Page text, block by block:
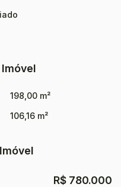
198,00 m²
106,16 m²
R$ 780.000